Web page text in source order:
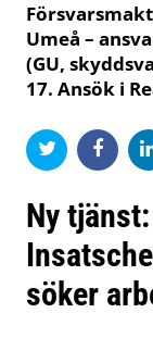
Umeå –
(GU,
17. Ansök i
Ny
söker